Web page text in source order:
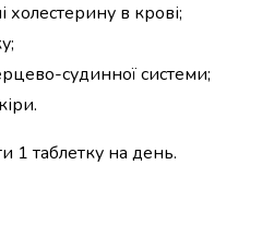
холестерину в крові;
судинної системи;
1 таблетку на день.